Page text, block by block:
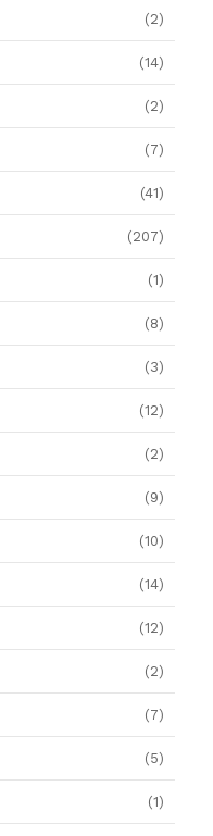
(2)
(14)
(2)
(7)
(41)
(207)
(1)
(8)
(3)
(12)
(2)
(9)
(10)
(14)
(12)
(2)
(7)
(5)
(1)